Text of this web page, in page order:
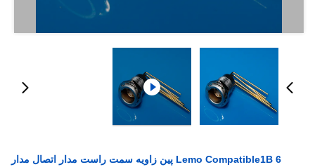
Lemo Compatible1B 6 پین زاویه سمت راست مدار اتصال مدار